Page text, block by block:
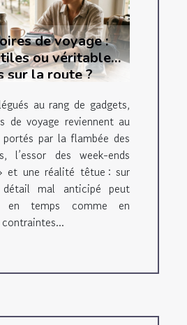
de voyage :
ou véritables
sur la route ?
au rang de gadgets,
de voyage reviennent au
par la flambée des
l’essor des week-ends
et une réalité têtue : sur
mal anticipé peut
en temps comme en